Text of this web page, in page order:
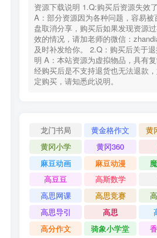
资源下载说明 1.Q:购买后资源失效
A：部分资源因为各种问题，容易被
盘取消分享，购买后如果发现资源
效的情况，请加老师的微信：
及时补发给你。 2.Q：购买后关于
明 A：本站资源为虚拟物品，具有
经购买后是不支持退货也无法退款
定购买，请知悉此说明。
龙门书局 黄金格作文
黄
黄冈小学
黄冈360
麻豆动画
麻豆动漫
高豆豆
高斯数学
高思网课
高思竞赛
高思导引
高思
高分作文
骑象小学堂